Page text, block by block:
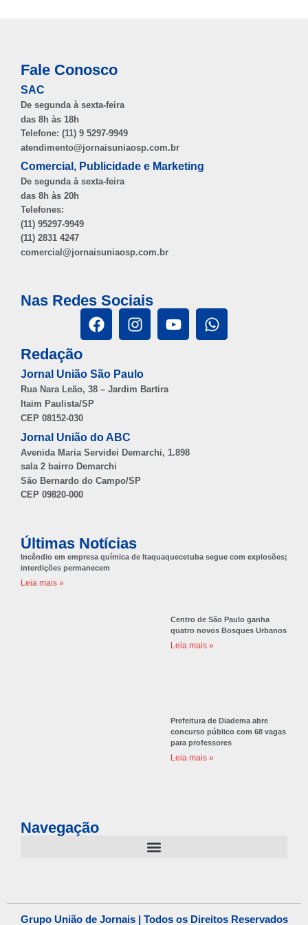
Fale Conosco
SAC
De segunda à sexta-feira
das 8h às 18h
Telefone: (11) 9 5297-9949
atendimento@jornaisuniaosp.com.br
Comercial, Publicidade e Marketing
De segunda à sexta-feira
das 8h às 20h
Telefones:
(11) 95297-9949
(11) 2831 4247
comercial@jornaisuniaosp.com.br
Nas Redes Sociais
Redação
Jornal União São Paulo
Rua Nara Leão, 38 – Jardim Bartira
Itaim Paulista/SP
CEP 08152-030
Jornal União do ABC
Avenida Maria Servidei Demarchi, 1.898
sala 2 bairro Demarchi
São Bernardo do Campo/SP
CEP 09820-000
Últimas Notícias
Incêndio em empresa química de Itaquaquecetuba segue com explosões;
interdições permanecem
Leia mais »
Centro de São Paulo ganha
quatro novos Bosques Urbanos
Leia mais »
Prefeitura de Diadema abre
concurso público com 68 vagas
para professores
Leia mais »
Navegação
Grupo União de Jornais | Todos os Direitos Reservados